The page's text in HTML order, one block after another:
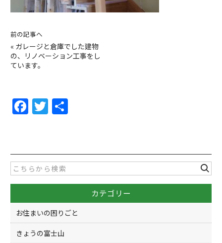
前の記事へ
« ガレージと倉庫でした建物
の、リノベーション工事をし
ています。
F
a
e
b
o
o
k
T
w
er
カテゴリー
お住まいの困りごと
きょうの富士山